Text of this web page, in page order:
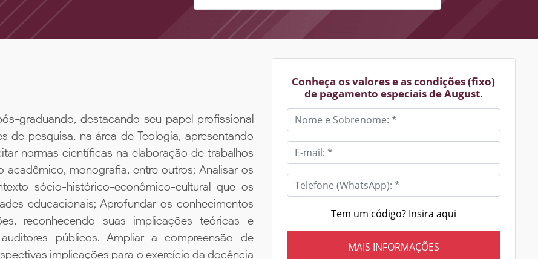
graduando, destacando seu papel profissional
de pesquisa, na área de Teologia, apresentando
normas científicas na elaboração de trabalhos
monografia, entre outros; Analisar os
sócio-histórico-econômico-cultural que os
educacionais; Aprofundar os conhecimentos
reconhecendo suas implicações teóricas e
públicos. Ampliar a compreensão de
implicações para o exercício da docência
Conheça os valores e as condições (fixo)
de pagamento especiais de August.
Tem um código? Insira aqui